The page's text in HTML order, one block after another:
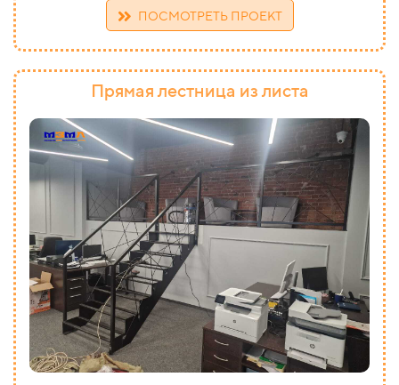
ПОСМОТРЕТЬ ПРОЕКТ
Прямая лестница из листа